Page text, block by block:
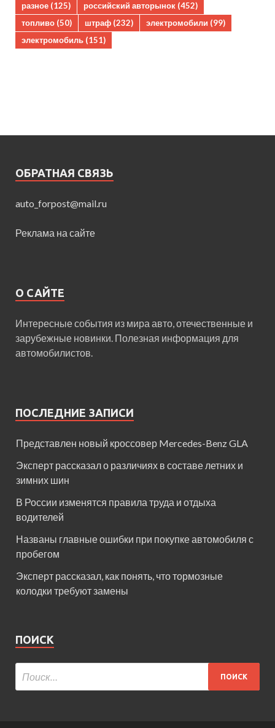
разное (125) российский авторынок (452)
топливо (50) штраф (232) электромобили (99)
электромобиль (151)
ОБРАТНАЯ СВЯЗЬ
auto_forpost@mail.ru
Реклама на сайте
О САЙТЕ
Интересные события из мира авто, отечественные и
зарубежные новинки. Полезная информация для
автомобилистов.
ПОСЛЕДНИЕ ЗАПИСИ
Представлен новый кроссовер Mercedes-Benz GLA
Эксперт рассказал о различиях в составе летних и
зимних шин
В России изменятся правила труда и отдыха
водителей
Названы главные ошибки при покупке автомобиля с
пробегом
Эксперт рассказал, как понять, что тормозные
колодки требуют замены
ПОИСК